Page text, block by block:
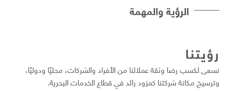
الرؤية والمهمة
لكسب رضا وثقة عملائنا من الأفراد والشركات، محليًا ودوليًا،
مكانة شركتنا كمزود رائد في قطاع الخدمات البحرية.